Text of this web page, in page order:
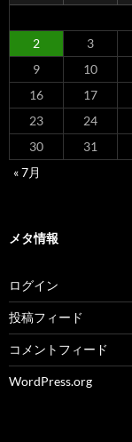
2
3
9
10
16
17
23
24
30
31
« 7月
メタ情報
ログイン
投稿フィード
コメントフィード
WordPress.org